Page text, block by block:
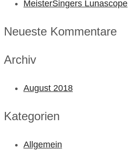
MeisterSingers Lunascope
Neueste Kommentare
Archiv
August 2018
Kategorien
Allgemein